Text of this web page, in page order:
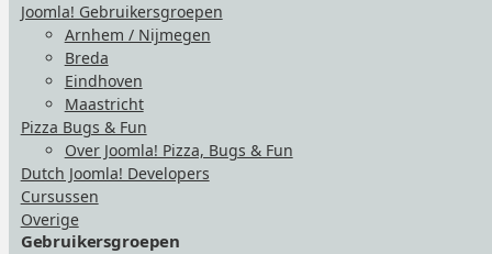
Joomla! Gebruikersgroepen
Arnhem / Nijmegen
Breda
Eindhoven
Maastricht
Pizza Bugs & Fun
Over Joomla! Pizza, Bugs & Fun
Dutch Joomla! Developers
Cursussen
Overige
Gebruikersgroepen